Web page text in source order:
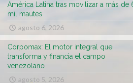
América Latina tras movilizar a más de
mil mautes
agosto 6, 2026
Corpomax: El motor integral que
transforma y financia el campo
venezolano
agosto 5, 2026